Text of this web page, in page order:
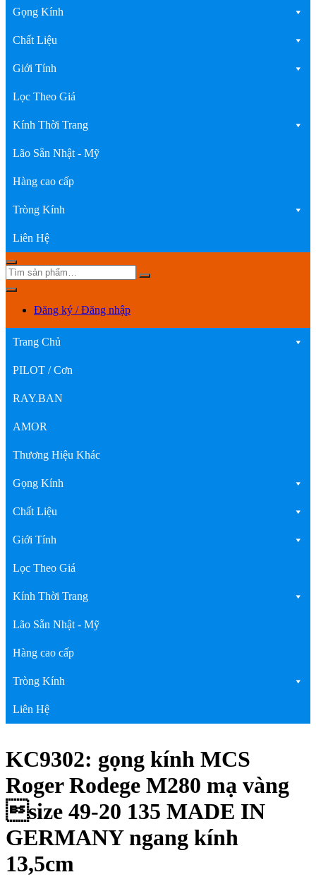
Gọng Kính
Chất Liệu
Giới Tính
Lọc Theo Giá
Kính Thời Trang
Lão Sẵn Nhật - Mỹ
Hàng cao cấp
Tròng Kính
Liên Hệ
Đăng ký / Đăng nhập
Trang Chủ
PILOT / Cơn
RAY.BAN
AMOR
Thương Hiệu Khác
Gọng Kính
Chất Liệu
Giới Tính
Lọc Theo Giá
Kính Thời Trang
Lão Sẵn Nhật - Mỹ
Hàng cao cấp
Tròng Kính
Liên Hệ
KC9302: gọng kính MCS
Roger Rodege M280 mạ vàng
size 49-20 135 MADE IN
GERMANY ngang kính
13,5cm